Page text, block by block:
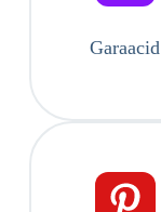
Garaacid